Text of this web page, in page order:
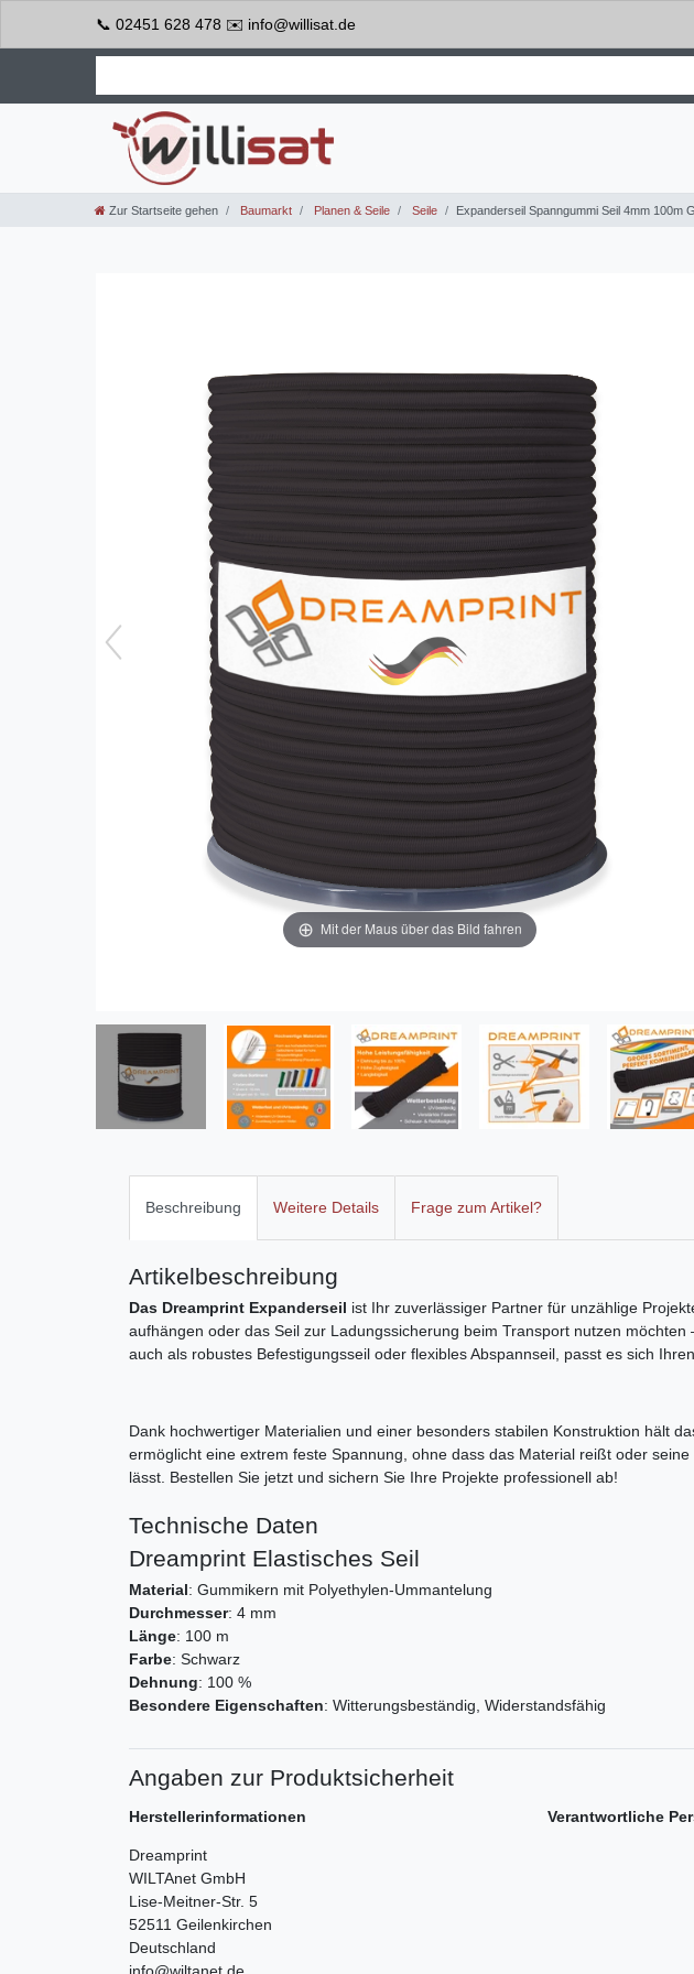
📞 02451 628 478 ✉️ info@willisat.de
Zur Startseite gehen Baumarkt Planen & Seile Seile Expanderseil Spanngummi Seil 4mm 100m
Mit der Maus über das Bild fahren
Beschreibung Weitere Details Frage zum Artikel?
Artikelbeschreibung
Das Dreamprint Expanderseil ist Ihr zuverlässiger Partner für unzählige
aufhängen oder das Seil zur Ladungssicherung beim Transport nutzen
auch als robustes Befestigungsseil oder flexibles Abspannseil, passt es sich
Dank hochwertiger Materialien und einer besonders stabilen Konstruktion hält
ermöglicht eine extrem feste Spannung, ohne dass das Material reißt oder
lässt. Bestellen Sie jetzt und sichern Sie Ihre Projekte professionell ab!
Technische Daten
Dreamprint Elastisches Seil
Material: Gummikern mit Polyethylen-Ummantelung
Durchmesser: 4 mm
Länge: 100 m
Farbe: Schwarz
Dehnung: 100 %
Besondere Eigenschaften: Witterungsbeständig, Widerstandsfähig
Angaben zur Produktsicherheit
Herstellerinformationen
Dreamprint
WILTAnet GmbH
Lise-Meitner-Str. 5
52511 Geilenkirchen
Deutschland
Verantwortliche